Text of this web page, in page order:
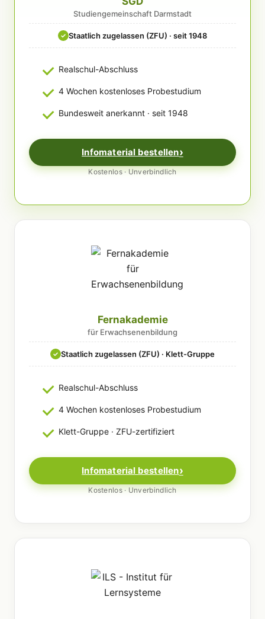
Studiengemeinschaft Darmstadt
✓ Staatlich zugelassen (ZFU) · seit 1948
Realschul-Abschluss
4 Wochen kostenloses Probestudium
Bundesweit anerkannt · seit 1948
Infomaterial bestellen
Kostenlos · Unverbindlich
Fernakademie
für Erwachsenenbildung
✓ Staatlich zugelassen (ZFU) · Klett-Gruppe
Realschul-Abschluss
4 Wochen kostenloses Probestudium
Klett-Gruppe · ZFU-zertifiziert
Infomaterial bestellen
Kostenlos · Unverbindlich